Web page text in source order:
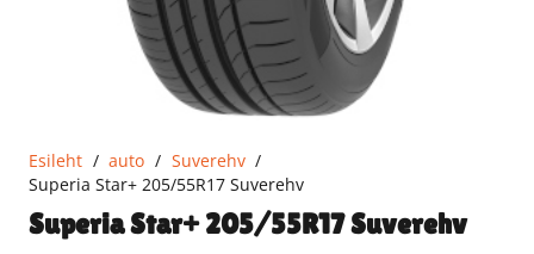
Esileht / auto / Suverehv /
Superia Star+ 205/55R17 Suverehv
Superia Star+ 205/55R17 Suverehv